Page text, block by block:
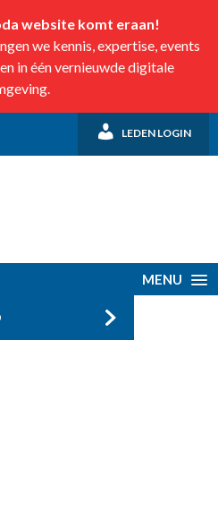
website komt eraan!
we kennis, expertise, events
in één vernieuwde digitale
LEDEN LOGIN
MENU